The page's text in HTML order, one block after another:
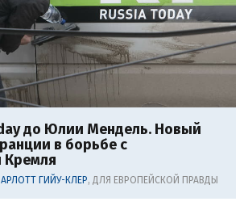
до Юлии Мендель. Новый
в борьбе с
Кремля
ГИЙУ-КЛЕР, ДЛЯ ЕВРОПЕЙСКОЙ ПРАВДЫ